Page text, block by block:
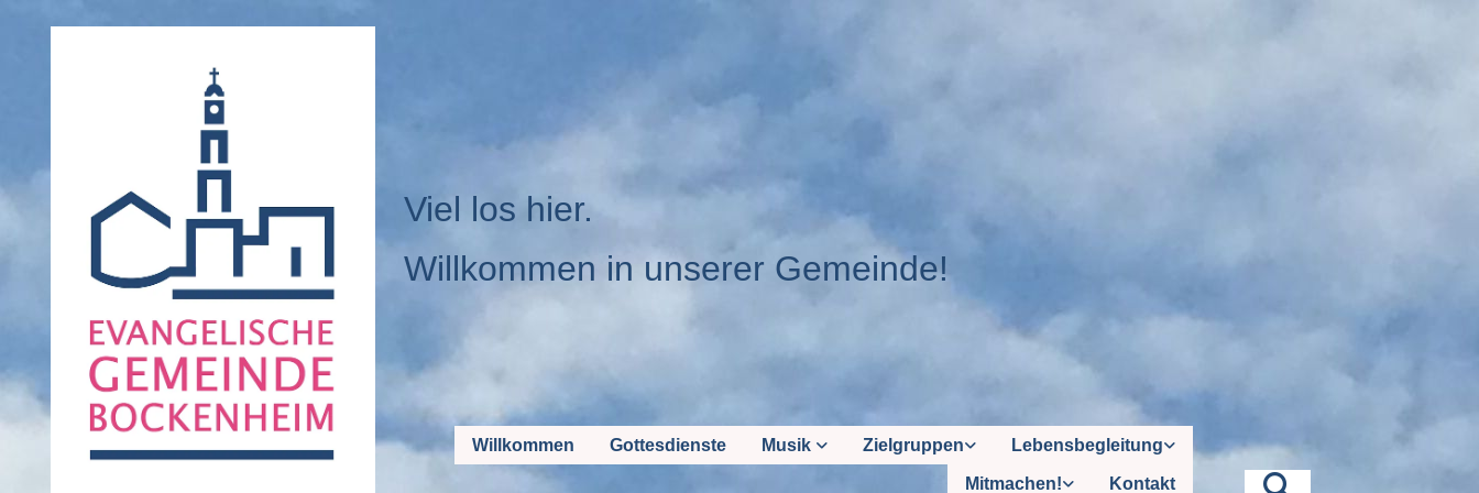
Viel los hier.
Willkommen in unserer Gemeinde!
Willkommen Gottesdienste Musik Zielgruppen Lebensbegleitung
Mitmachen! Kontakt